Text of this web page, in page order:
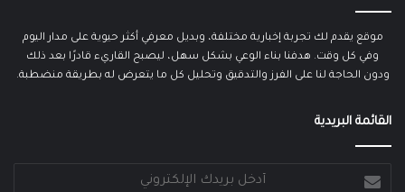
موقع يقدم لك تجربة إخبارية مختلفة، وبديل معرفي أكثر حيوية على مدار اليوم
وفي كل وقت. هدفنا بناء الوعي بشكل سهل، ليصبح القاريء قادرًا بعد ذلك
ودون الحاجة لنا على الفرز والتدقيق وتحليل كل ما يتعرض له بطريقة منضطبة.
القائمة البريدية